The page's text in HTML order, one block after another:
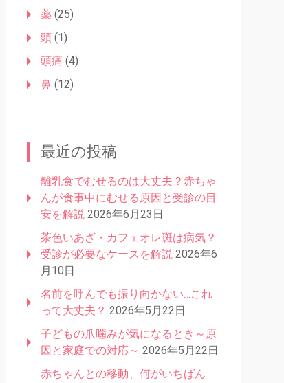
薬(25)
頭(1)
頭痛 (4)
鼻(12)
最近の投稿
離乳食でむせるのは大丈夫？赤ちゃ
んが食事中にむせる原因と受診の目
安を解説 2026年6月23日
茶色いあざ・カフェオレ斑は病気？
受診が必要なケースを解説 2026年6
月10日
名前を呼んでも振り向かない…これ
って大丈夫？ 2026年5月22日
子どもの爪噛みが気になるとき～原
因と家庭での対応～ 2026年5月22日
赤ちゃんとの移動、何がいちばん